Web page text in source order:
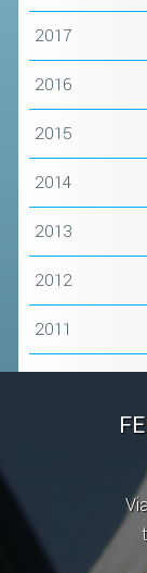
2017
2016
2015
2014
2013
2012
2011